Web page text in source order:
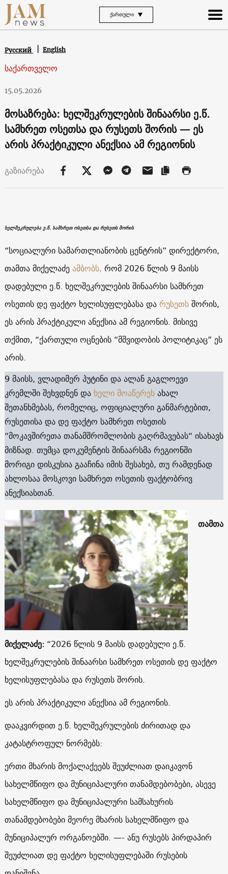
ᲥᲐᲠᲗᲣᲚᲘ
Русский English
საქართველო
15.05.2026
მოსაზრება: ხელშეკრულების შინაარსი ე.წ.
სამხრეთ ოსეთსა და რუსეთს შორის — ეს
არის პრაქტიკული ანექსია ამ რეგიონის
გაზიარება
ხელშეკრულება ე.წ. სამხრეთ ოსეთსა და რუსეთს შორის
“სოციალური სამართლიანობის ცენტრის” დირექტორი,
თამთა მიქელაძეამბობს, რომ 2026 წლის 9 მაისს
დადებული ე.წ. ხელშეკრულების შინაარსი სამხრეთ
ოსეთის დე ფაქტო ხელისუფლებასა დარუსეთსშორის,
ეს არის პრაქტიკული ანექსია ამ რეგიონის. მისივე
თქმით, “ქართული ოცნების “მშვიდობის პოლიტიკაც” ეს
არის.
9 მაისს, ვლადიმერ პუტინი და ალან გაგლოევი
კრემლში შეხვდნენ და ხელი მოაწერესახალ
შეთანხმებას, რომელიც, ოფიციალური განმარტებით,
რუსეთისა და დე ფაქტო სამხრეთ ოსეთის
“მოკავშირეთა თანამშრომლობის გაღრმავებას“ ისახავს
მიზნად. თუმცა დოკუმენტის შინაარსმა რეგიონში
მორიგი დისკუსია გააჩინა იმის შესახებ, თუ რამდენად
ახლოსაა მოსკოვი სამხრეთ ოსეთის ფაქტობრივ
ანექსიასთან.
თამთა
მიქელაძე: “2026 წლის 9 მაისს დადებული ე.წ.
ხელშეკრულების შინაარსი სამხრეთ ოსეთის დე ფაქტო
ხელისუფლებასა და რუსეთს შორის.
ეს არის პრაქტიკული ანექსია ამ რეგიონის.
დააკვირდით ე.წ. ხელშეკრულების ძირითად და
კატასტროფულ ნორმებს:
ერთი მხარის მოქალაქეებს შეუძლიათ დაიკავონ
სახელმწიფო და მუნიციპალური თანამდებობები, ასევე
სახელმწიფო და მუნიციპალური სამსახურის
თანამდებობები მეორე მხარის სახელმწიფო და
მუნიციპალურ ორგანოებში. —- ანუ რუსებს პირდაპირ
შეუძლიათ დე ფაქტო ხელისუფლებაში რუსების